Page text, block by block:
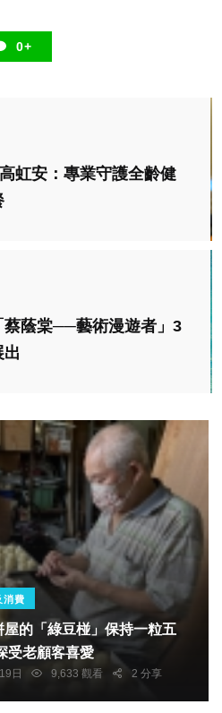
0+
虹安：專業守護全齡健
蔡蔭棠──藝術漫遊者」3
消費
的「綠豆椪」保持一粒五
味深受老顧客喜愛
日 9,633 觀看 2 分享